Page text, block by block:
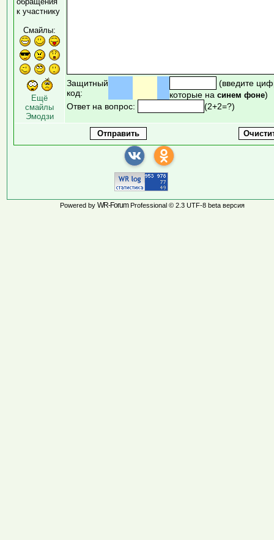
к участнику
Смайлы:
Ещё
смайлы
Эмодзи
Защитный
код:
(введите
которые на синем фоне)
Ответ на вопрос:
(2+2=?)
Powered by WR-ForumProfessional © 2.3 UTF-8 beta версия